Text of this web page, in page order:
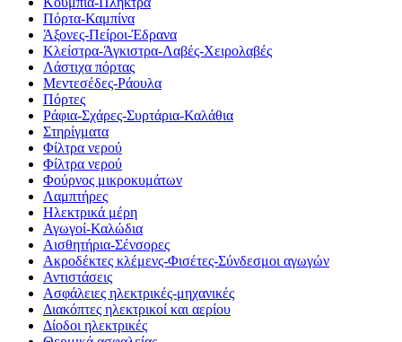
Πόρτα-Καμπίνα
Άξονες-Πείροι-Έδρανα
Κλείστρα-Άγκιστρα-Λαβές-Χειρολαβές
Λάστιχα πόρτας
Μεντεσέδες-Ράουλα
Πόρτες
Ράφια-Σχάρες-Συρτάρια-Καλάθια
Στηρίγματα
Φίλτρα νερού
Φίλτρα νερού
Φούρνος μικροκυμάτων
Λαμπτήρες
Ηλεκτρικά μέρη
Αγωγοί-Καλώδια
Αισθητήρια-Σένσορες
Ακροδέκτες κλέμενς-Φισέτες-Σύνδεσμοι αγωγών
Αντιστάσεις
Ασφάλειες ηλεκτρικές-μηχανικές
Διακόπτες ηλεκτρικοί και αερίου
Δίοδοι ηλεκτρικές